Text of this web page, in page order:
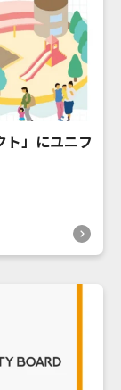
ト」にユニフ